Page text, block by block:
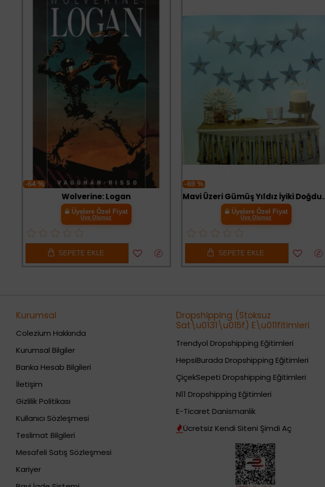
-64 %
Wolverine: Logan
Üyelere Özel Fiyat
Üye Olunuz
SEPETE EKLE
-69 %
Mavi Üzeri Gümüş Yıldız İyiki Doğdun Flama Süs
Üyelere Özel Fiyat
Üye Olunuz
SEPETE EKLE
Kurumsal
Colezium Hakkında
Kurumsal Bilgiler
Banka Hesab Bilgileri
İletişim
Gizlilik Politikası
Kullanıcı Sözleşmesi
Teslimat Bilgileri
Mesafeli Satış Sözleşmesi
Kariyer
Dropshipping (Stoksuz
Sat\u0131\u015f) E\u011fitimleri
Trendyol Dropshipping Eğitimleri
HepsiBurada Dropshipping Eğitimleri
ÇiçekSepeti Dropshipping Eğitimleri
N11 Dropshipping Eğitimleri
E-Ticaret Danismanlik
Ücretsiz Kendi Siteni Şimdi Aç